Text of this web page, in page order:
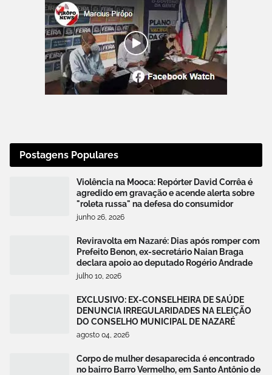
Postagens Populares
Violência na Mooca: Repórter David Corrêa é
agredido em gravação e acende alerta sobre
"roleta russa" na defesa do consumidor
junho 26, 2026
Reviravolta em Nazaré: Dias após romper com
Prefeito Benon, ex-secretário Naian Braga
declara apoio ao deputado Rogério Andrade
julho 10, 2026
EXCLUSIVO: EX-CONSELHEIRA DE SAÚDE
DENUNCIA IRREGULARIDADES NA ELEIÇÃO
DO CONSELHO MUNICIPAL DE NAZARÉ
agosto 04, 2026
Corpo de mulher desaparecida é encontrado
no bairro Barro Vermelho, em Santo Antônio de